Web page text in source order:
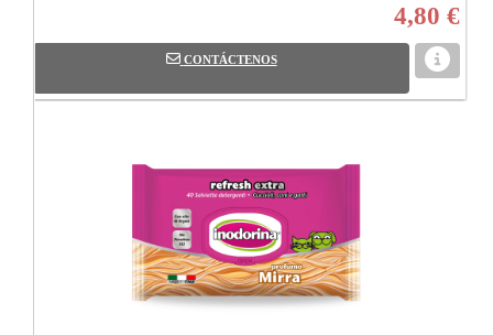
4,80 €
CONTÁCTENOS